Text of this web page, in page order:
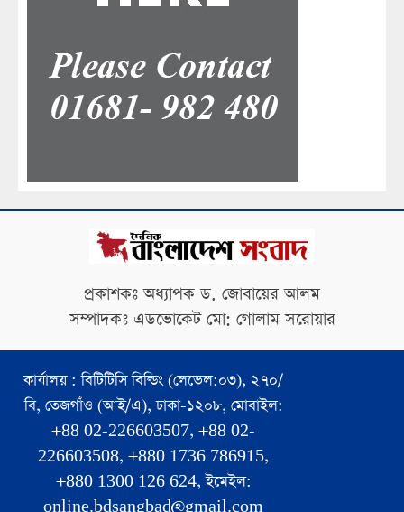
প্রকাশকঃ অধ্যাপক ড. জোবায়ের আলম
সম্পাদকঃ এডভোকেট মো: গোলাম সরোয়ার
কার্যালয় : বিটিটিসি বিল্ডিং (লেভেল:০৩), ২৭০/
বি, তেজগাঁও (আই/এ), ঢাকা-১২০৮, মোবাইল:
+88 02-226603507, +88 02-
226603508, +880 1736 786915,
+880 1300 126 624, ইমেইল:
online.bdsangbad@gmail.com